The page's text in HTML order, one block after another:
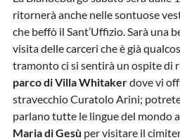
ritornerà anche nelle sontuose
che beffò il Sant’Uffizio. Sarà una
visita delle carceri che è già
tramonto ci si sentirà un ospite di
parco di Villa Whitakerdove vi
stravecchio Curatolo Arini;
parlano tutte le lingue del mondo
Maria di Gesù per visitare il